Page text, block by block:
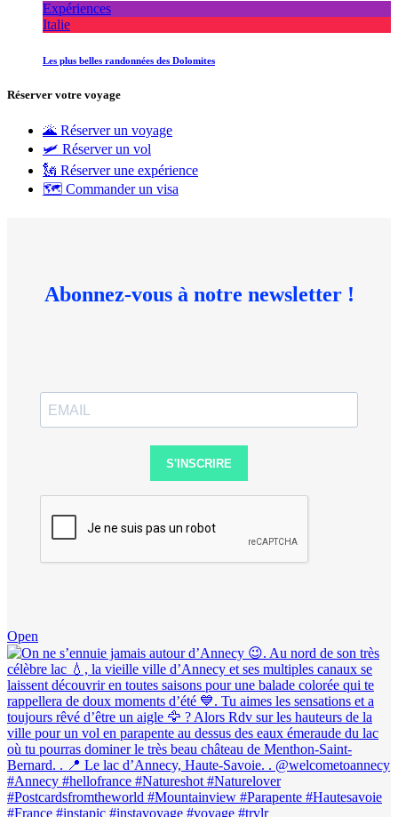
Expériences
Italie
Les plus belles randonnées des Dolomites
Réserver votre voyage
🌋 Réserver un voyage
🛩 Réserver un vol
🗽 Réserver une expérience
🗺 Commander un visa
Abonnez-vous à notre newsletter !
S'INSCRIRE
Open